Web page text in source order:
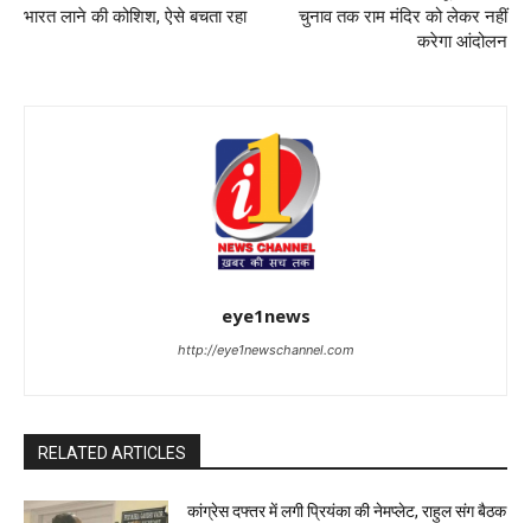
भारत लाने की कोशिश, ऐसे बचता रहा
चुनाव तक राम मंदिर को लेकर नहीं
करेगा आंदोलन
eye1news
http://eye1newschannel.com
RELATED ARTICLES
कांग्रेस दफ्तर में लगी प्रियंका की नेमप्लेट, राहुल संग बैठक